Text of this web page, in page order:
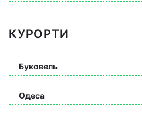
КУРОРТИ
Буковель
Одеса